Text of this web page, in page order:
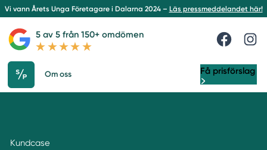
Vi vann Årets Unga Företagare i Dalarna 2024 – Läs pressmeddelandet här!
5 av 5 från 150+ omdömen
Om oss Få prisförslag
Kundcase